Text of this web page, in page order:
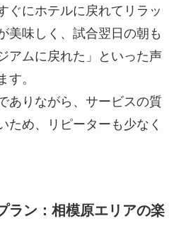
ぐにホテルに戻れてリラッ
美味しく、試合翌日の朝も
アムに戻れた」といった声
す。
ありながら、サービスの質
ため、リピーターも少なく
ラン：相模原エリアの楽